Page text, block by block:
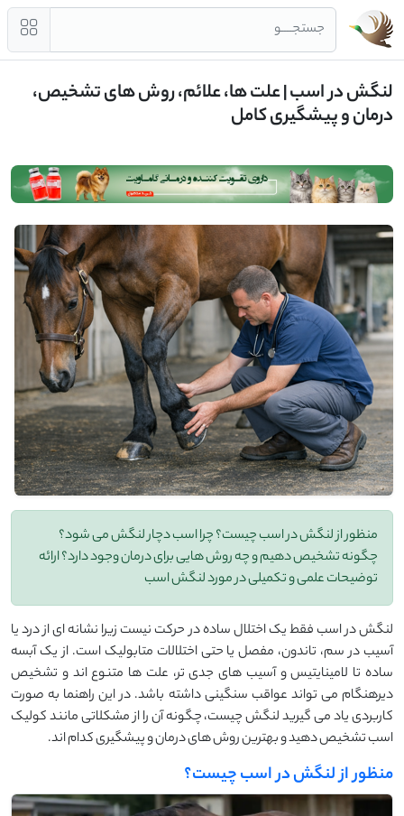
جستجــــو
لنگش در اسب | علت ‌ها، علائم، روش‌ های تشخیص،
درمان و پیشگیری کامل
منظور از لنگش در اسب چیست؟ چرا اسب دچار لنگش می شود؟
چگونه تشخیص دهیم و چه روش هایی برای درمان وجود دارد؟ ارائه
توضیحات علمی و تکمیلی در مورد لنگش اسب
لنگش در اسب فقط یک اختلال ساده در حرکت نیست زیرا نشانه‌ ای از درد یا
آسیب در سم، تاندون، مفصل یا حتی اختلالات متابولیک است. از یک آبسه
ساده تا لامینایتیس و آسیب ‌های جدی ‌تر، علت ‌ها متنوع‌ اند و تشخیص
دیرهنگام می ‌تواند عواقب سنگینی داشته باشد. در این راهنما به‌ صورت
کاربردی یاد می ‌گیرید لنگش چیست، چگونه آن را از مشکلاتی مانند کولیک
اسب تشخیص دهید و بهترین روش‌ های درمان و پیشگیری کدام‌ اند.
منظور از لنگش در اسب چیست؟